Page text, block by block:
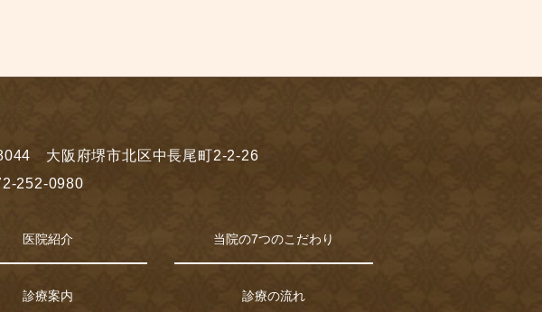
大阪府堺市北区中長尾町2-2-26
252-0980
医院紹介 当院の7つのこだわり
診療案内 診療の流れ